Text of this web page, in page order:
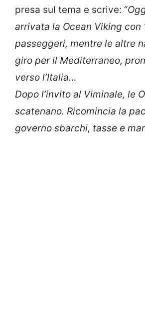
presa sul tema e scrive: “
arrivata la Ocean Viking con
passeggeri, mentre le altre
giro per il Mediterraneo,
verso l’Italia…
Dopo l’invito al Viminale, le
scatenano. Ricomincia la
governo sbarchi, tasse e